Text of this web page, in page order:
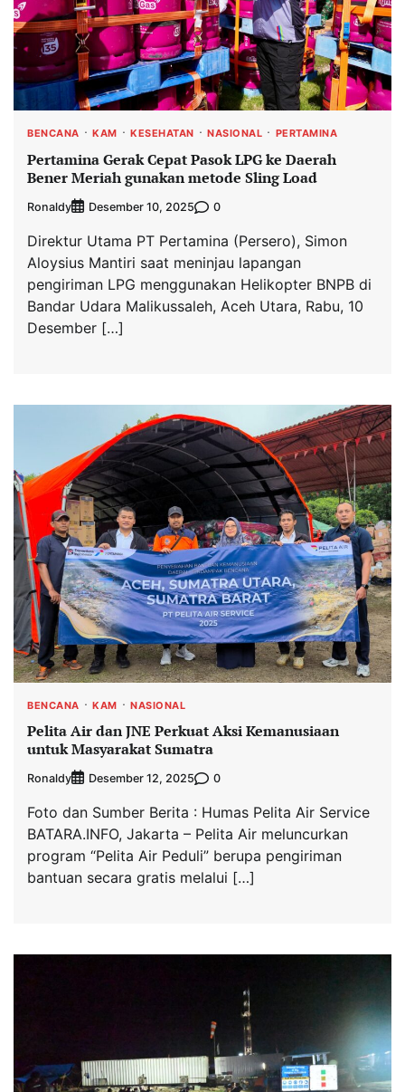
BENCANA KAM KESEHATAN NASIONAL PERTAMINA
Pertamina Gerak Cepat Pasok LPG ke Daerah
Bener Meriah gunakan metode Sling Load
Ronaldy Desember 10, 2025 0
Direktur Utama PT Pertamina (Persero), Simon
Aloysius Mantiri saat meninjau lapangan
pengiriman LPG menggunakan Helikopter BNPB di
Bandar Udara Malikussaleh, Aceh Utara, Rabu, 10
Desember […]
BENCANA KAM NASIONAL
Pelita Air dan JNE Perkuat Aksi Kemanusiaan
untuk Masyarakat Sumatra
Ronaldy Desember 12, 2025 0
Foto dan Sumber Berita : Humas Pelita Air Service
BATARA.INFO, Jakarta – Pelita Air meluncurkan
program “Pelita Air Peduli” berupa pengiriman
bantuan secara gratis melalui […]